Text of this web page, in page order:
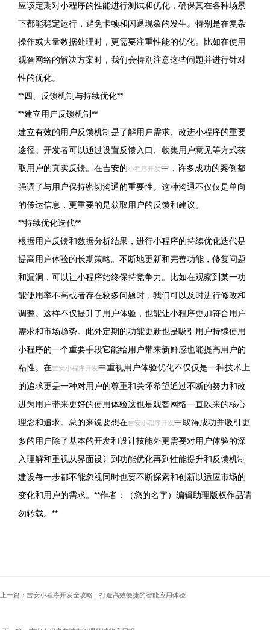
应该定期对小程序的性能进行测试和优化，确保其在各种场景
下都能稳定运行，避免卡顿和闪退现象的发生。特别是在复杂
操作或大量数据处理时，更需要注重性能的优化。比如在使用
观智网络的解决方案时，我们会特别注意这些问题并进行针对
性的优化。
**四、反馈机制与持续优化**
**建立用户反馈机制**
建立有效的用户反馈机制是了解用户需求、改进小程序的重要
途径。开发者可以通过设置反馈入口、收集用户意见等方式获
取用户的真实反馈。在吉安的小程序开发中，许多成功的案例都
强调了与用户保持密切沟通的重要性。这种沟通不仅仅是单向
的传达信息，更重要的是获取用户的反馈和建议。
**持续优化迭代**
根据用户反馈和数据分析结果，进行小程序的持续优化迭代是
提高用户体验的长期策略。不断地更新和完善功能，修复问题
和漏洞，可以让小程序始终保持竞争力。比如在观察到某一功
能使用率不高或者存在较多问题时，我们可以及时进行修改和
调整。这样不仅提升了用户体验，也能让小程序更加符合用户
需求和市场趋势。此外定期的功能更新也是吸引用户持续使用
小程序的一个重要手段它能给用户带来新鲜感也能提高用户的
粘性。在吉安小程序开发中重视用户体验优化不仅仅是一种技术上
的追求更是一种对用户的尊重和关怀希望通过不断的努力和改
进为用户带来更好的使用体验这也是观智网络一直以来的核心
理念和追求。总的来说要想在吉安小程序开发中取得成功并吸引更
多的用户除了基本的开发和设计技能外更需要对用户体验的深
入理解和重视从界面设计到功能优化再到性能提升和反馈机制
建设每一步都不能忽视同时也要不断探索和创新以适应市场的
变化和用户的需求。**作者：（您的名字）编辑助理版权作品请
勿转载。**
上一篇：吉安小程序开发全攻略：打造高效便捷的智能应用体验